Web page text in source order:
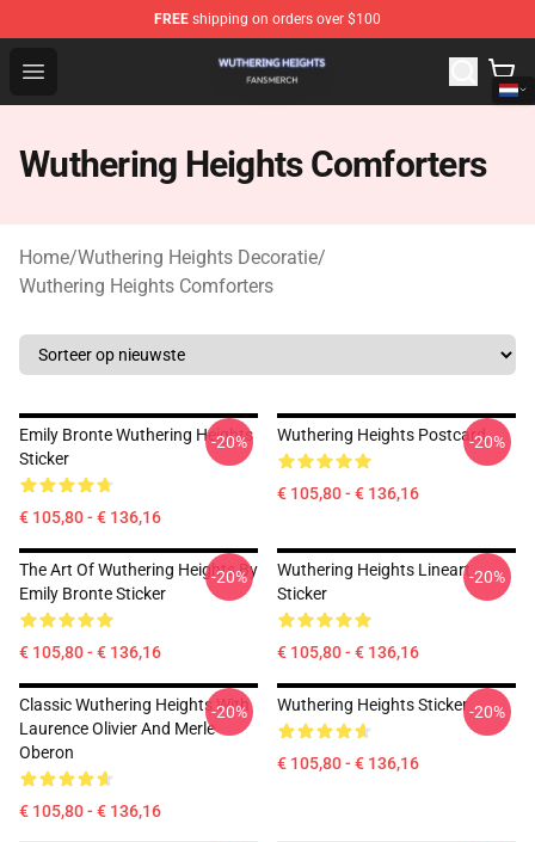
FREE shipping on orders over $100
Open menu
Wuthering Heights Shop - Official Wuthering Heights
Wuthering Heights Comforters
Home/Wuthering Heights Decoratie/
Wuthering Heights Comforters
Emily Bronte Wuthering Heights
Sticker
€ 105,80 - € 136,16
-20% Wuthering Heights Postcard
€ 105,80 - € 136,16
-20%
The Art Of Wuthering Heights By
Emily Bronte Sticker
€ 105,80 - € 136,16
-20%
Wuthering Heights Lineart
Sticker
€ 105,80 - € 136,16
-20%
Classic Wuthering Heights With
Laurence Olivier And Merle
Oberon
€ 105,80 - € 136,16
-20% Wuthering Heights Sticker
€ 105,80 - € 136,16
-20%